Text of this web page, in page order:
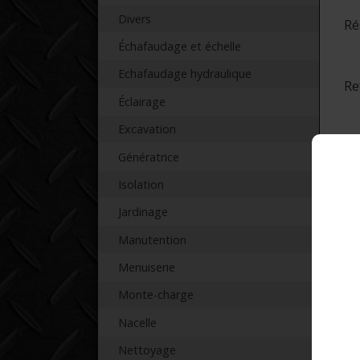
Divers
Échafaudage et échelle
Echafaudage hydraulique
Éclairage
Excavation
Génératrice
Isolation
Jardinage
Manutention
Menuiserie
Monte-charge
Nacelle
Nettoyage